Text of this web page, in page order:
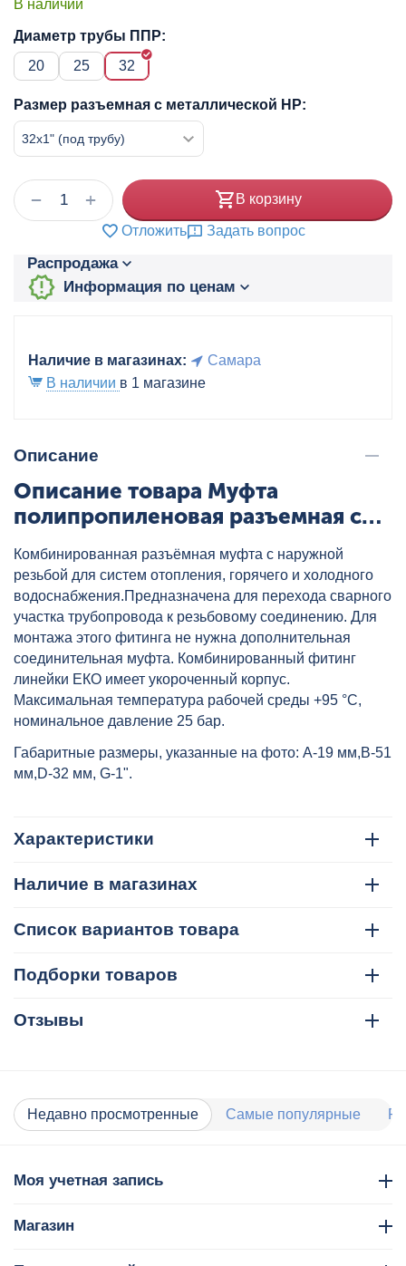
В наличии
Диаметр трубы ППР:
20
25 32
Размер разъемная с металлической НР:
+
− В корзину
Отложить Задать вопрос
Распродажа
Информация по ценам
Наличие в магазинах:
Самара
В наличии в 1 магазине
Описание
Описание товара Муфта
полипропиленовая разъемная с
трубу) ЕКО сер. HEISSKRAFT,
артикул: 3303232
Комбинированная разъёмная муфта с наружной
резьбой для систем отопления, горячего и холодного
водоснабжения.Предназначена для перехода сварного
участка трубопровода к резьбовому соединению. Для
монтажа этого фитинга не нужна дополнительная
соединительная муфта. Комбинированный фитинг
линейки ЕКО имеет укороченный корпус.
Максимальная температура рабочей среды +95 °C,
номинальное давление 25 бар.
Габаритные размеры, указанные на фото: A-19 мм,B-51
мм,D-32 мм, G-1".
Характеристики
Наличие в магазинах
Список вариантов товара
Подборки товаров
Отзывы
Недавно просмотренные Самые популярные
Моя учетная запись
Магазин